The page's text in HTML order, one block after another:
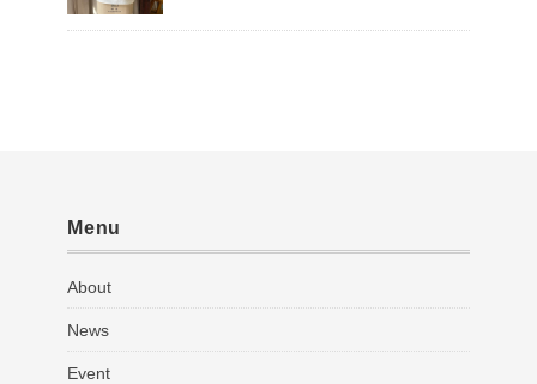
Menu
About
News
Event